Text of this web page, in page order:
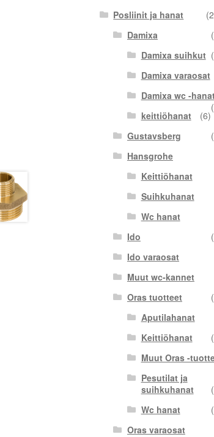
Posliinit ja hanat
Damixa
Damixa suihkut
Damixa varaosat
Damixa wc -
keittiöhanat
(6)
Gustavsberg
Hansgrohe
Keittiöhanat
Suihkuhanat
Wc hanat
Ido
Ido varaosat
Muut wc-kannet
Oras tuotteet
Aputilahanat
Keittiöhanat
Muut Oras -
Pesutilat ja
suihkuhanat
Wc hanat
Oras varaosat